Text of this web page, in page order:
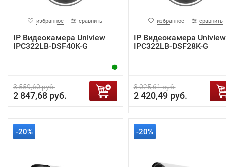
избранное сравнить
IP Видеокамера Uniview
IPC322LB-DSF40K-G
3 559,60 руб.
2 847,68 руб.
избранное сравнить
IP Видеокамера Uniview
IPC322LB-DSF28K-G
3 025,61 руб.
2 420,49 руб.
-20% -20%